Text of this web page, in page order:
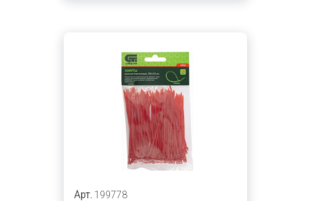
Арт. 199778